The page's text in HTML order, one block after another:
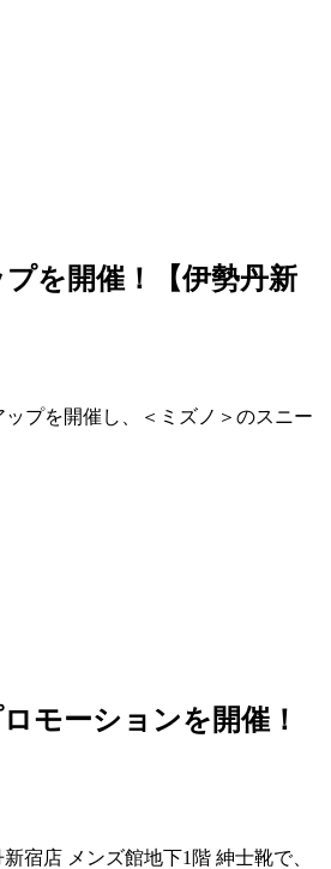
を開催！【伊勢丹新
プを開催し、＜ミズノ＞のスニー
モーションを開催！
宿店 メンズ館地下1階 紳士靴で、